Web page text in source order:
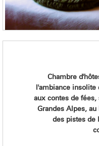
Chambre
l'ambiance insolite
aux contes de
Grandes Alpes,
des pistes de